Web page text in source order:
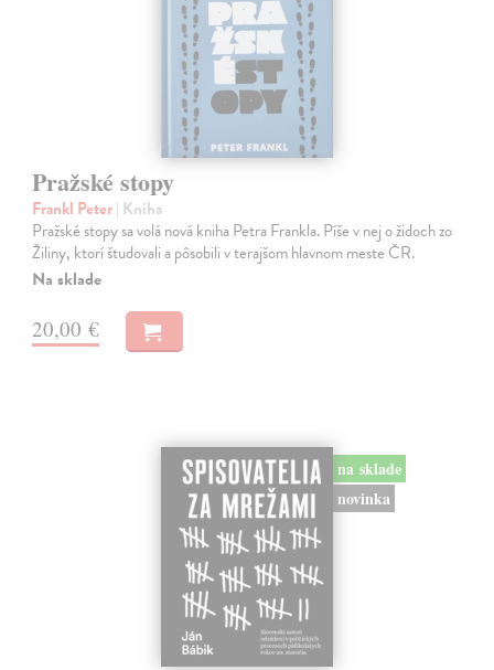
Pražské stopy
Frankl Peter| Kniha
Pražské stopy sa volá nová kniha Petra Frankla. Píše v nej o židoch zo
Žiliny, ktorí študovali a pôsobili v terajšom hlavnom meste ČR.
Na sklade
20,00 €
na sklade
novinka